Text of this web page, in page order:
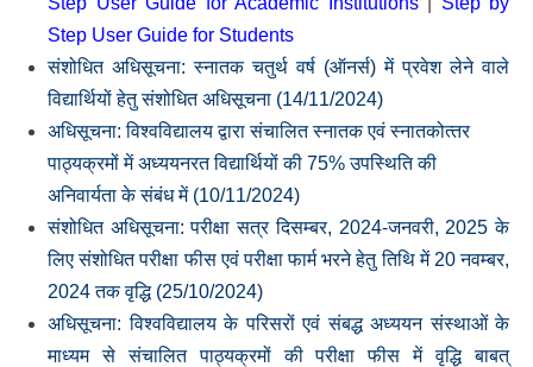
Step User Guide for Students
संशोधित अधिसूचना: स्‍नातक चतुर्थ वर्ष (ऑनर्स) में प्रवेश लेने वाले
विद्यार्थियों हेतु संशोधित अधिसूचना (14/11/2024)
अधिसूचना: विश्‍वविद्यालय द्वारा संचालित स्‍नातक एवं स्‍नातकोत्‍तर
पाठ्यक्रमों में अध्‍ययनरत विद्यार्थियों की 75% उपस्थिति की
अनिवार्यता के संबंध में (10/11/2024)
संशोधित अधिसूचना: परीक्षा सत्र दिसम्‍बर, 2024-जनवरी, 2025 के
लिए संशोधित परीक्षा फीस एवं परीक्षा फार्म भरने हेतु तिथि में 20 नवम्‍बर,
2024 तक वृद्धि (25/10/2024)
अधिसूचना: विश्‍वविद्यालय के परिसरों एवं संबद्ध अध्‍ययन संस्‍थाओं के
माध्‍यम से संचालित पाठ्यक्रमों की परीक्षा फीस में वृद्धि बाबत्